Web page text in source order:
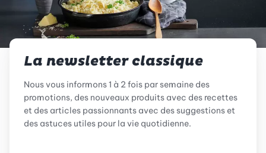
La newsletter classique
Nous vous informons 1 à 2 fois par semaine des
promotions, des nouveaux produits avec des recettes
et des articles passionnants avec des suggestions et
des astuces utiles pour la vie quotidienne.